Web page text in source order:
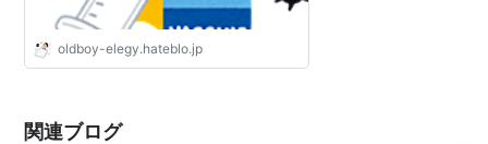
oldboy-elegy.hateblo.jp
関連ブログ